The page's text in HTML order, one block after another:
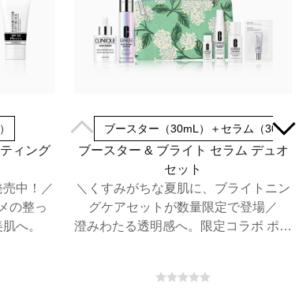
ィング
中！／
の整っ
へ。
ブースター（30mL）＋セラム（30mL）
ブースター & ブライト セラム デュオ
セット
＼くすみがちな夏肌に、ブライトニン
グケアセットが数量限定で登場／
澄みわたる透明感へ。限定コラボ ポー